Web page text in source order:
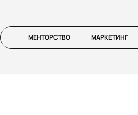
МЕНТОРСТВО МАРКЕТИНГ